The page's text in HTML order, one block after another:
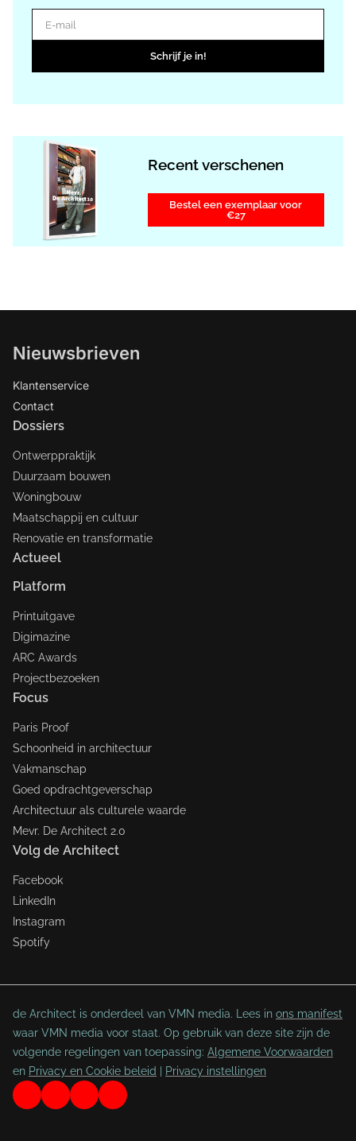
Schrijf je in!
Recent verschenen
Bestel een exemplaar voor
€27
Nieuwsbrieven
Klantenservice
Contact
Dossiers
Ontwerppraktijk
Duurzaam bouwen
Woningbouw
Maatschappij en cultuur
Renovatie en transformatie
Actueel
Platform
Printuitgave
Digimazine
ARC Awards
Projectbezoeken
Focus
Paris Proof
Schoonheid in architectuur
Vakmanschap
Goed opdrachtgeverschap
Architectuur als culturele waarde
Mevr. De Architect 2.0
Volg de Architect
Facebook
LinkedIn
Instagram
Spotify
de Architect is onderdeel van VMN media. Lees in ons manifest
waar VMN media voor staat. Op gebruik van deze site zijn de
volgende regelingen van toepassing: Algemene Voorwaarden
en Privacy en Cookie beleid Privacy instellingen